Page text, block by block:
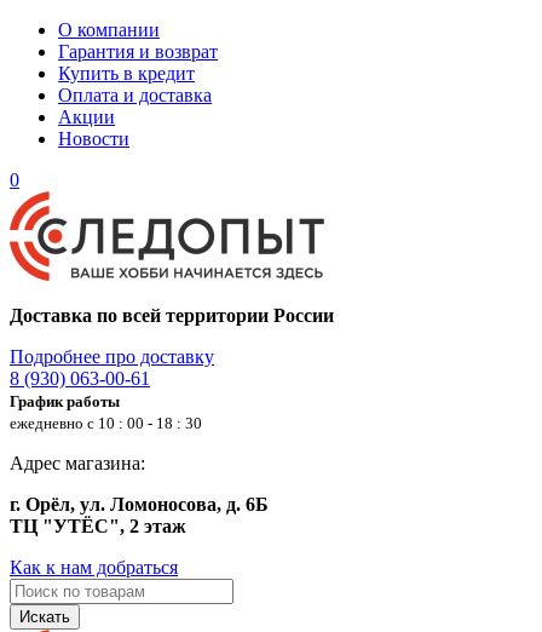
О компании
Гарантия и возврат
Купить в кредит
Оплата и доставка
Акции
Новости
0
Доставка по всей территории России
Подробнее про доставку
8 (930) 063-00-61
График работы
ежедневно с 10 : 00 - 18 : 30
Адрес магазина:
г. Орёл, ул. Ломоносова, д. 6Б
ТЦ "УТЁС", 2 этаж
Как к нам добраться
Искать